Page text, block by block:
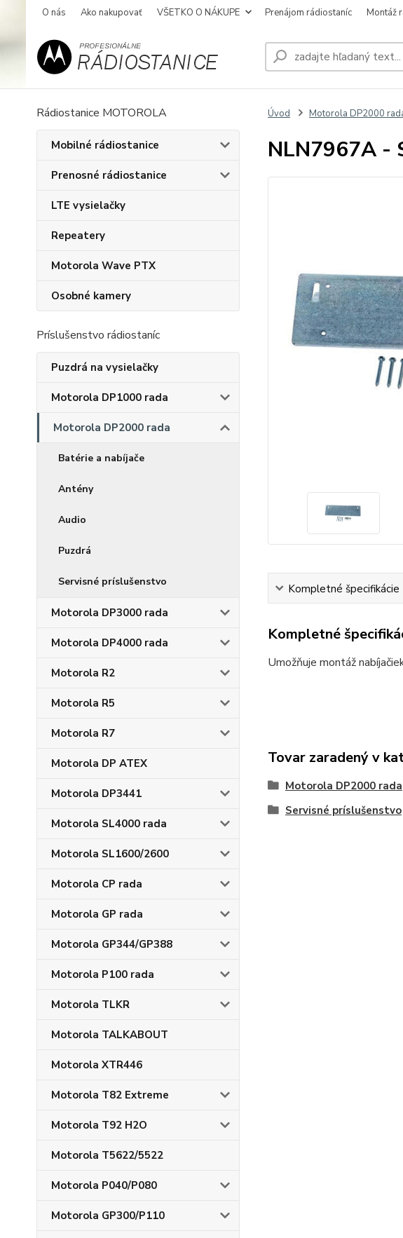
O nás Ako nakupovať VŠETKO O NÁKUPE Prenájom rádiostaníc Montáž
Rádiostanice MOTOROLA
Mobilné rádiostanice
Prenosné rádiostanice
LTE vysielačky
Repeatery
Motorola Wave PTX
Osobné kamery
Príslušenstvo rádiostaníc
Puzdrá na vysielačky
Motorola DP1000 rada
Motorola DP2000 rada
Batérie a nabíjače
Antény
Audio
Puzdrá
Servisné príslušenstvo
Motorola DP3000 rada
Motorola DP4000 rada
Motorola R2
Motorola R5
Motorola R7
Motorola DP ATEX
Motorola DP3441
Motorola SL4000 rada
Motorola SL1600/2600
Motorola CP rada
Motorola GP rada
Motorola GP344/GP388
Motorola P100 rada
Motorola TLKR
Motorola TALKABOUT
Motorola XTR446
Motorola T82 Extreme
Motorola T92 H2O
Motorola T5622/5522
Motorola P040/P080
Motorola GP300/P110
Úvod Motorola DP2000
NLN7967A -
Kompletné špecifikácie
Kompletné
Umožňuje montáž
Tovar zaradený v
Motorola DP2000 rada
Servisné príslušenstvo